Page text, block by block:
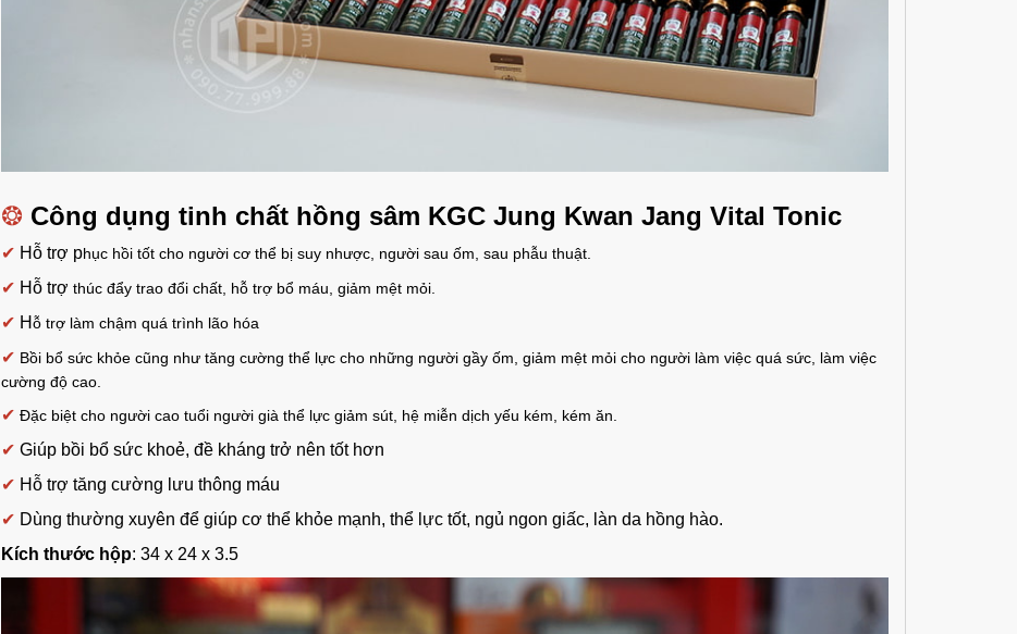
❂ Công dụng tinh chất hồng sâm KGC Jung Kwan Jang Vital Tonic
✔ Hỗ trợ phục hồi tốt cho người cơ thể bị suy nhược, người sau ốm, sau phẫu thuật.
✔ Hỗ trợ thúc đẩy trao đổi chất, hỗ trợ bổ máu, giảm mệt mỏi.
✔ Hỗ trợ làm chậm quá trình lão hóa
✔ Bồi bổ sức khỏe cũng như tăng cường thể lực cho những người gầy ốm, giảm mệt mỏi cho người làm việc quá sức, làm việc
cường độ cao.
✔ Đặc biệt cho người cao tuổi người già thể lực giảm sút, hệ miễn dịch yếu kém, kém ăn
✔ Giúp bồi bổ sức khoẻ, đề kháng trở nên tốt hơn
✔ Hỗ trợ tăng cường lưu thông máu
✔ Dùng thường xuyên để giúp cơ thể khỏe mạnh, thể lực tốt, ngủ ngon giấc, làn da hồng hào.
Kích thước hộp: 34 x 24 x 3.5